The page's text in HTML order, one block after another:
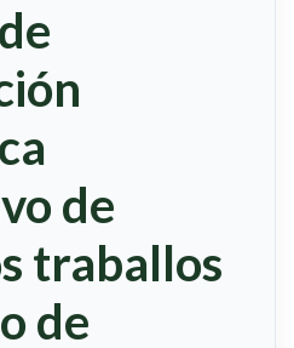
de
traballos
de